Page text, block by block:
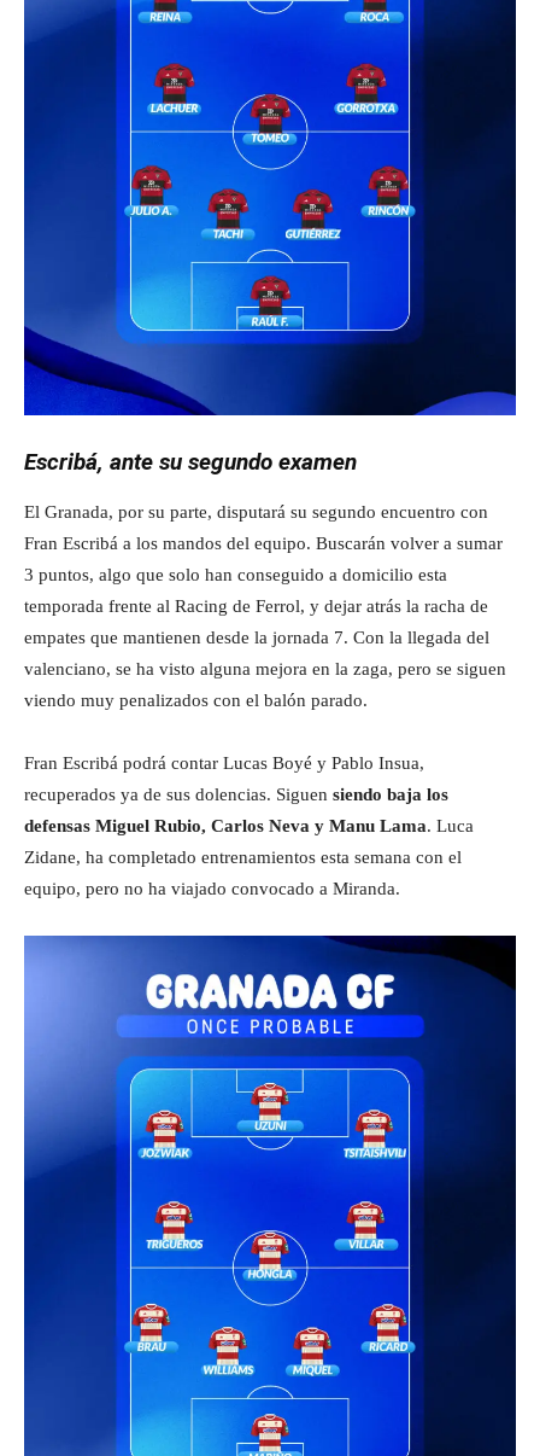
Escribá, ante su segundo examen
El Granada, por su parte, disputará su segundo encuentro con
Fran Escribá a los mandos del equipo. Buscarán volver a sumar
3 puntos, algo que solo han conseguido a domicilio esta
temporada frente al Racing de Ferrol, y dejar atrás la racha de
empates que mantienen desde la jornada 7. Con la llegada del
valenciano, se ha visto alguna mejora en la zaga, pero se siguen
viendo muy penalizados con el balón parado.
Fran Escribá podrá contar Lucas Boyé y Pablo Insua,
recuperados ya de sus dolencias. Siguen siendo baja los
defensas Miguel Rubio, Carlos Neva y Manu Lama. Luca
Zidane, ha completado entrenamientos esta semana con el
equipo, pero no ha viajado convocado a Miranda.